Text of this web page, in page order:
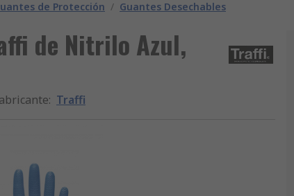
de Protección / Guantes Desechables
de Nitrilo Azul,
: Traffi